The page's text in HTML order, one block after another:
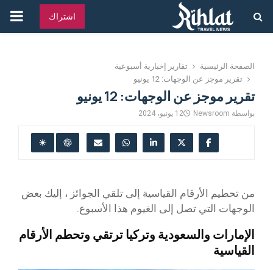
اشتراك
الصفحة الرئيسية
تقارير إخبارية أسبوعية
تقرير موجز عن الوجهات: 12 يونيو
تقرير موجز عن الوجهات: 12 يونيو
بواسطة Newsroom 12 يونيو، 2024
من تحطيم الأرقام القياسية إلى تلقي الجوائز ، إليك بعض
الوجهات التي تصل إلى الغيوم هذا الأسبوع.
الإمارات والسعودية وتركيا ترتقي وتحطم الأرقام
القياسية